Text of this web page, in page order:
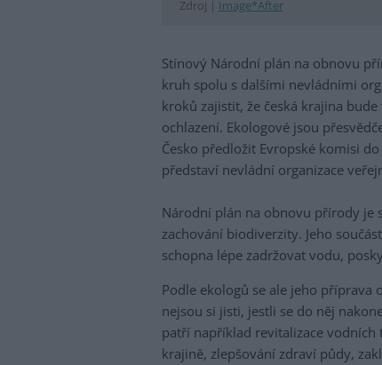
Zdroj | Image*After
Stínový Národní plán na obnovu
kruh spolu s dalšími nevládními
kroků zajistit, že česká krajina
ochlazení. Ekologové jsou
Česko předložit Evropské komisi
představí nevládní organizace
Národní plán na obnovu přírody je
zachování biodiverzity. Jeho
schopna lépe zadržovat vodu,
Podle ekologů se ale jeho příprava
nejsou si jisti, jestli se do něj
patří například revitalizace
krajině, zlepšování zdraví půdy,